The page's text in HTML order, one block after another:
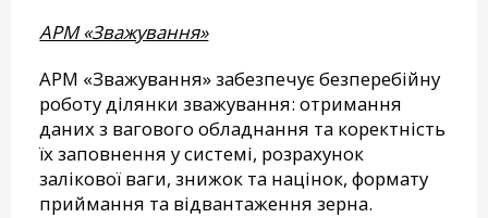
АРМ «Зважування»
АРМ «Зважування» забезпечує безперебійну
роботу ділянки зважування: отримання
даних з вагового обладнання та коректність
їх заповнення у системі, розрахунок
залікової ваги, знижок та націнок, формату
приймання та відвантаження зерна.